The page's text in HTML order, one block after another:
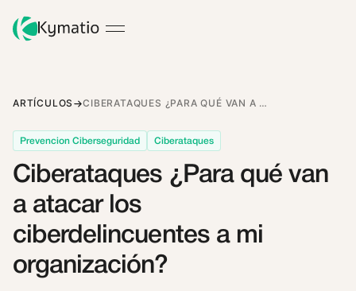
ARTÍCULOS CIBERATAQUES ¿PARA QUÉ VAN A ATACAR LOS CIBERDELINCUENTES A MI ORGANIZACIÓN?
Prevencion Ciberseguridad Ciberataques
Ciberataques ¿Para qué van
a atacar los
ciberdelincuentes a mi
organización?